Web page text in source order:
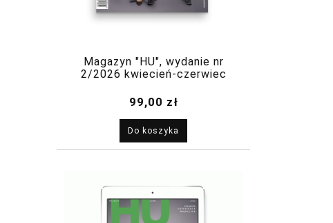
Magazyn "HU", wydanie nr
2/2026 kwiecień-czerwiec
99,00 zł
Do koszyka